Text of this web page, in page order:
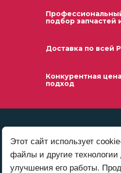
подбор запчастей
Доставка по всей
Конкурентная
подход
Этот сайт использует
файлы и другие технологии
улучшения его работы.